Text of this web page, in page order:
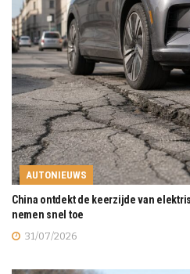
AUTONIEUWS
China ontdekt de keerzijde van
nemen snel toe
31/07/2026